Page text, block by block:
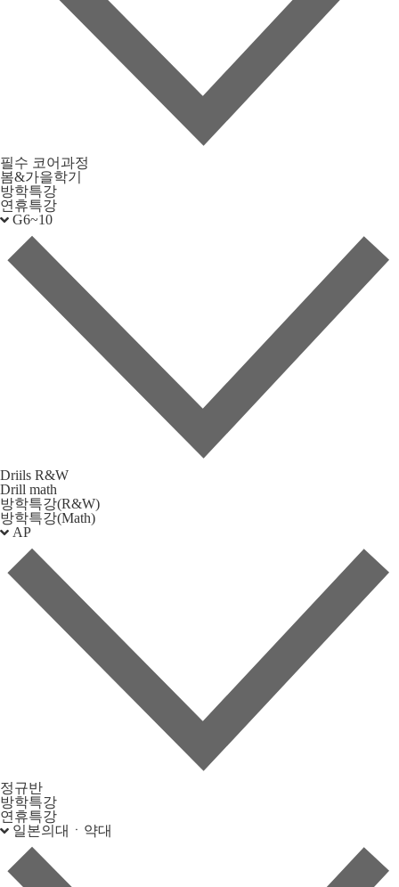
필수 코어과정
봄&가을학기
방학특강
연휴특강
G6~10
Driils R&W
Drill math
방학특강(R&W)
방학특강(Math)
AP
정규반
방학특강
연휴특강
일본의대ㆍ약대